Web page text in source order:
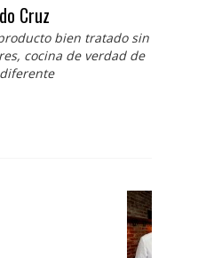
Cruz
bien tratado sin
cocina de verdad de